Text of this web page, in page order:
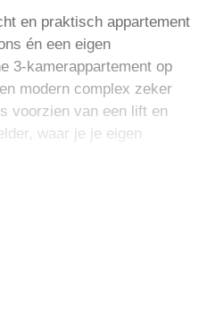
en praktisch appartement
én een eigen
3-kamerappartement op
modern complex zeker
voorzien van een lift en
waar je je eigen
deuren stap je
plek om te ontspannen